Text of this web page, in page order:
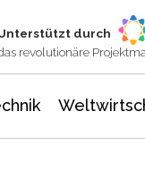
durch
revolutionäre